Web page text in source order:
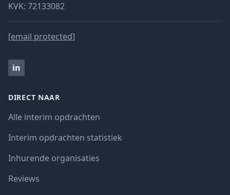
KVK: 72133082
[email protected]
in
DIRECT NAAR
Alle interim opdrachten
Interim opdrachten statistiek
Inhurende organisaties
Reviews